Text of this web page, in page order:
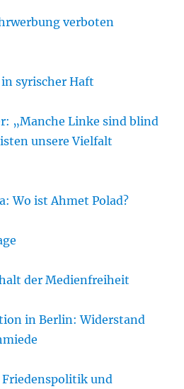
verboten
syrischer Haft
„Manche Linke sind blind
unsere Vielfalt
Wo ist Ahmet Polad?
der Medienfreiheit
in Berlin: Widerstand
Friedenspolitik und